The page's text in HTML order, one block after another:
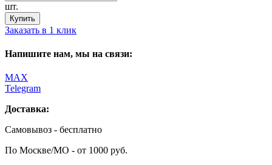
шт.
Купить
Заказать в 1 клик
Напишите нам, мы на связи:
MAX
Telegram
Доставка:
Самовывоз - бесплатно
По Москве/МО - от 1000 руб.